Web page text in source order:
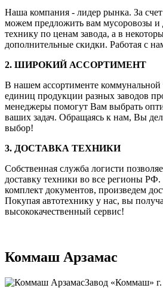
Наша компания - лидер рынка. За
можем предложить вам мусоровозы
технику по ценам завода, а в
дополнительные скидки. Работая с
2. ШИРОКИЙ АССОРТИМЕНТ
В нашем ассортименте коммунальной
единиц продукции разных заводов
менеджеры помогут Вам выбрать
ваших задач. Обращаясь к нам, Вы
выбор!
3. ДОСТАВКА ТЕХНИКИ
Собственная служба логисти
доставку техники во все регионы
комплект документов, произведем
Покупая автотехнику у нас, вы
высококачественный сервис!
Коммаш Арзамас
Завод «Коммаш»